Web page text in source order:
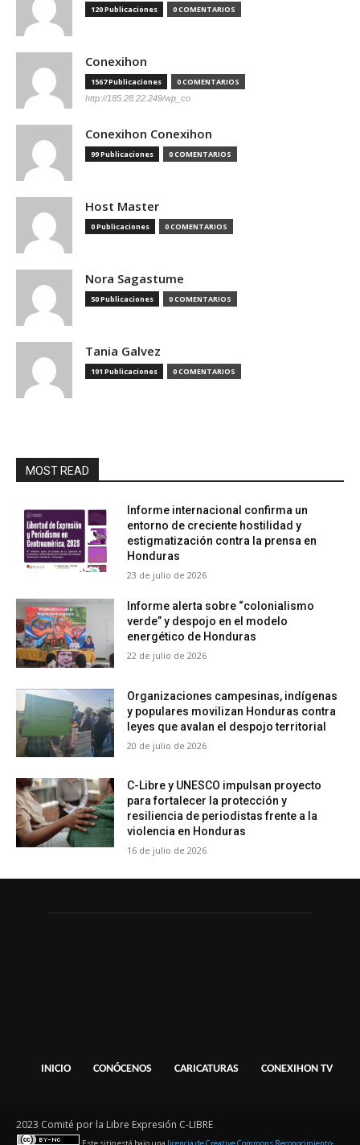
120 Publicaciones 0 COMENTARIOS
Conexihon
1567 Publicaciones 0 COMENTARIOS
http://185.28.22.249/wp_co
Conexihon Conexihon
99 Publicaciones 0 COMENTARIOS
Host Master
0 Publicaciones 0 COMENTARIOS
Nora Sagastume
50 Publicaciones 0 COMENTARIOS
Tania Galvez
191 Publicaciones 0 COMENTARIOS
MOST READ
Informe internacional confirma un
entorno de creciente hostilidad y
estigmatización contra la prensa en
Honduras
23 de julio de 2026
Informe alerta sobre “colonialismo
verde” y despojo en el modelo
energético de Honduras
22 de julio de 2026
Organizaciones campesinas, indígenas
y populares movilizan Honduras contra
leyes que avalan el despojo territorial
20 de julio de 2026
C-Libre y UNESCO impulsan proyecto
para fortalecer la protección y
resiliencia de periodistas frente a la
violencia en Honduras
16 de julio de 2026
INICIO CONÓCENOS CARICATURAS CONEXIHON TV
2023 Comité por la Libre Expresión C-LIBRE